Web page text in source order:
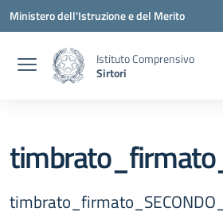
Vai ai contenuti
Vai al menu di navigazione
Vai al footer
Ministero dell'Istruzione e del Merito
Istituto Comprensivo
Sirtori